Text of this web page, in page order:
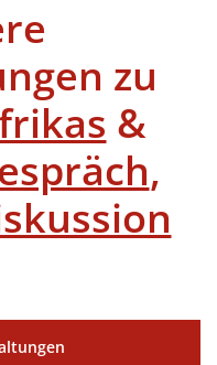
zu
&
,